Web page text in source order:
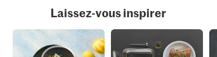
Laissez-vous inspirer